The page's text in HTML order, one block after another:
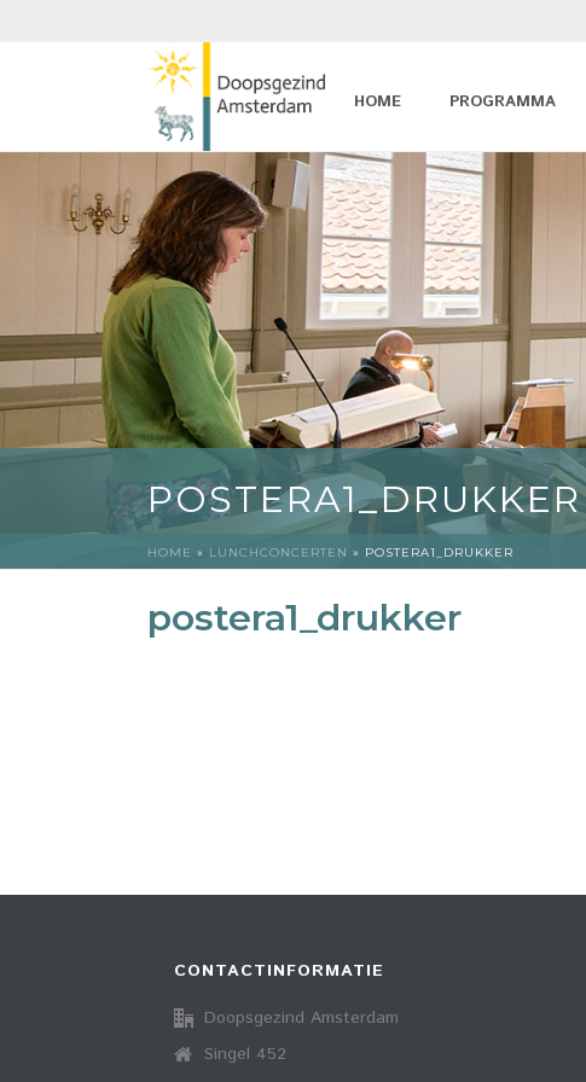
HOME PROGRAMMA
POSTERA1_DRUKKER
HOME » LUNCHCONCERTEN » POSTERA1_DRUKKER
postera1_drukker
CONTACTINFORMATIE
Doopsgezind Amsterdam
Singel 452